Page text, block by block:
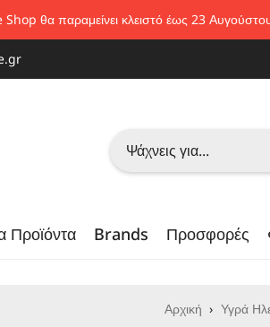
θα παραμείνει κλειστό έως 23
Προϊόντα Brands Προσφορές
Αρχική › Υγρά